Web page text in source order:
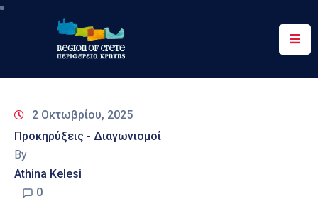
Περιφέρεια
&
Δράσεις
Ψηφιακές
2 Οκτωβρίου, 2025
Προκηρύξεις - Διαγωνισμοί
By
Athina Kelesi
0